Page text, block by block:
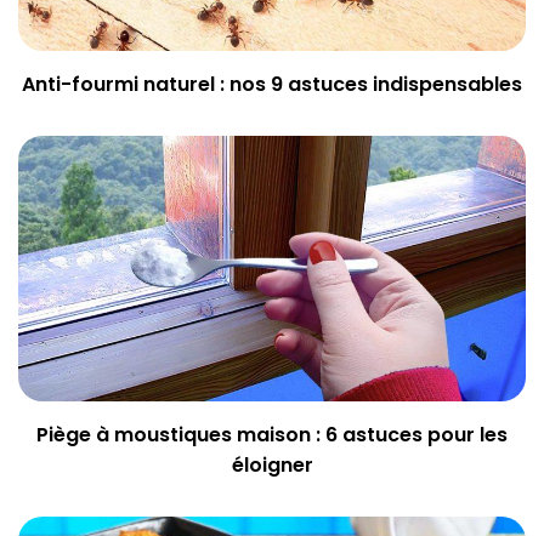
Anti-fourmi naturel : nos 9 astuces indispensables
Piège à moustiques maison : 6 astuces pour les
éloigner